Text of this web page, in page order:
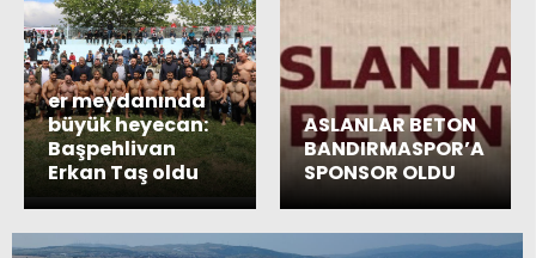
er meydanında
büyük heyecan:
Başpehlivan
Erkan Taş oldu
ASLANLAR BETON
BANDIRMASPOR’A
SPONSOR OLDU